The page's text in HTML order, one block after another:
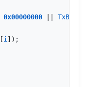
0x00000000 TxBuff
[i]);